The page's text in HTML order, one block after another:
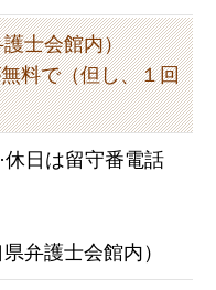
士会館内）
料で（但し、１回
日は留守番電話
弁護士会館内）